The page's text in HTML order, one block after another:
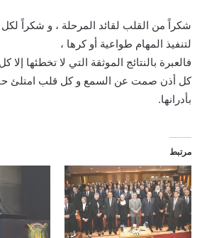
شكراً من القلب لقائد المرحلة ، و شكراً
لتنفيذ المهام طواعية أو كرها ،
فالعبرة بالنتائج الموثقة التي لا تخطئها
كل أذن صمت عن السمع و كل قلب امتلئ
بأدرانها.
مرتبط